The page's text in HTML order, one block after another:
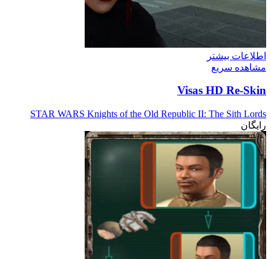
اطلاعات بیشتر
مشاهده سریع
Visas HD Re-Skin
STAR WARS Knights of the Old Republic II: The Sith Lords
رایگان